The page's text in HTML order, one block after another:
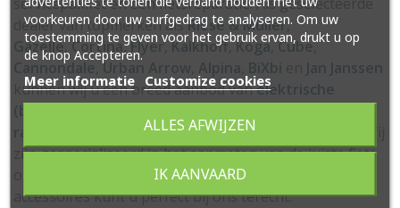
servicepakket en een fietsreparatie. Als geselecteerde
dealer van topmerken alsRiese & Müller,
Gazelle,Cortina,Flyer,Kalkhoff,Koga ,Cube,
Cannondale ,Urban Arrow Alpina BiXbi
Jan Janssen
kunnen wij u een breed aanbod vanelektrische
(bak)fietsen
racefietsen
gravelbikesénmountainbikes
zijn gespecialiseerd in het aanmeten van de juiste fiets
op maat. Ook als u op zoek bent naar fietskleding en -
accessoires kunt u perfect bij ons terecht.
voorkeuren door uw surfgedrag te analyseren. Om uw
toestemming te geven voor het gebruik ervan, drukt u op
de knop Accepteren.
Meer informatie Customize cookies
ALLES AFWIJZEN
IK AANVAARD